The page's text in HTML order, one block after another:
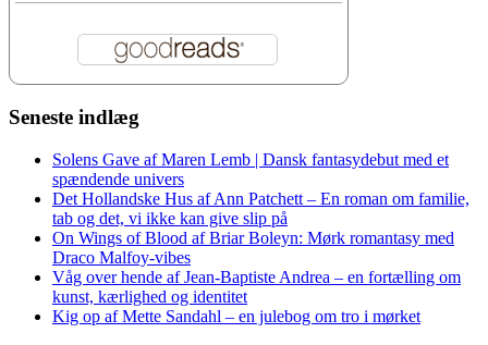
Seneste indlæg
Solens Gave af Maren Lemb | Dansk fantasydebut med et
spændende univers
Det Hollandske Hus af Ann Patchett – En roman om familie,
tab og det, vi ikke kan give slip på
On Wings of Blood af Briar Boleyn: Mørk romantasy med
Draco Malfoy-vibes
Våg over hende af Jean-Baptiste Andrea – en fortælling om
kunst, kærlighed og identitet
Kig op af Mette Sandahl – en julebog om tro i mørket